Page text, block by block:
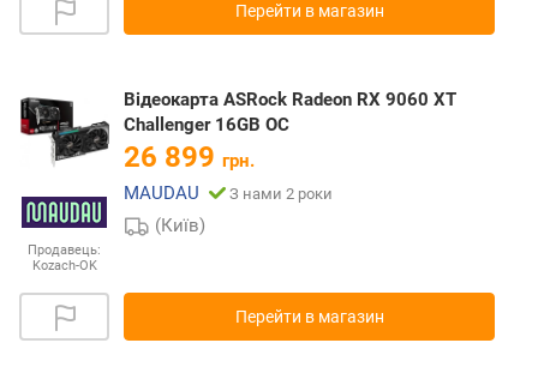
Перейти в магазин
Продавець:
Kozach-OK
Відеокарта ASRock Radeon RX 9060 XT
Challenger 16GB OC
26 899 грн.
MAUDAU
З нами 2 роки
(Київ)
Перейти в магазин